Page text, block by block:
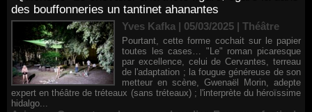
des bouffonneries un tantinet ahanantes
Yves Kafka | 05/03/2025 | Théâtre
Pourtant, cette forme cochait sur le papier
toutes les cases… "Le" roman picaresque
par excellence, celui de Cervantes, terreau
de l'adaptation ; la fougue généreuse de son
metteur en scène, Gwenaël Morin, adepte
expert en théâtre de tréteaux (sans tréteaux) ; l'interprète du héroïssime
hidalgo...